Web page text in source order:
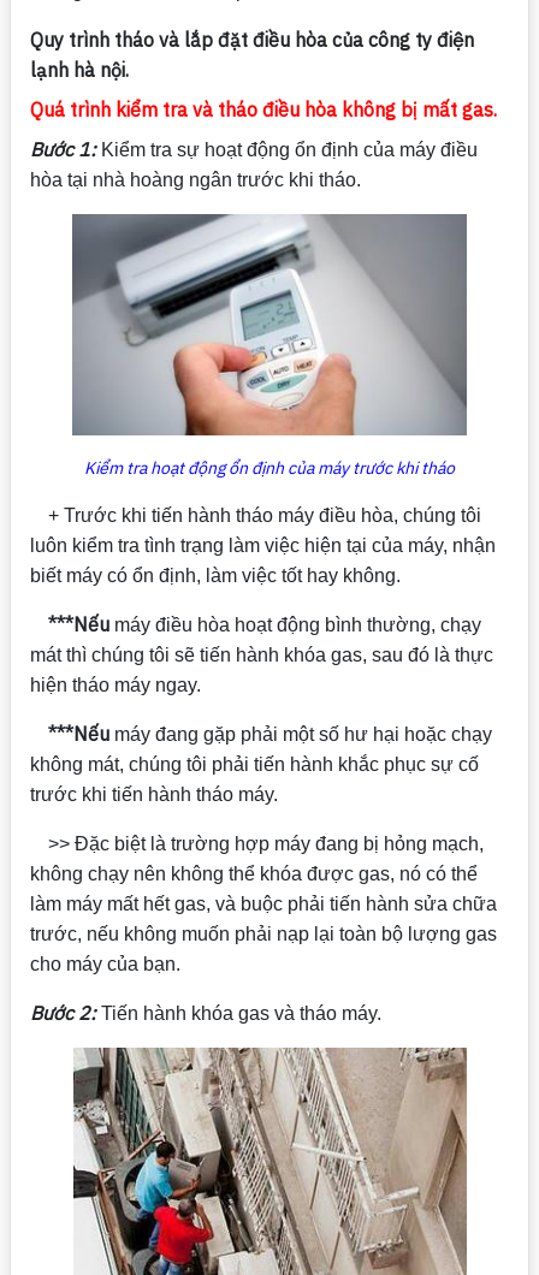
Quy trình tháo và lắp đặt điều hòa của công ty điện
lạnh hà nội.
Quá trình kiểm tra và tháo điều hòa không bị mất gas.
Bước 1:Kiểm tra sự hoạt động ổn định của máy điều
hòa tại nhà hoàng ngân trước khi tháo.
Kiểm tra hoạt động ổn định của máy trước khi tháo
+ Trước khi tiến hành tháo máy điều hòa, chúng tôi
luôn kiểm tra tình trạng làm việc hiện tại của máy, nhận
biết máy có ổn định, làm việc tốt hay không.
***Nếu máy điều hòa hoạt động bình thường, chạy
mát thì chúng tôi sẽ tiến hành khóa gas, sau đó là thực
hiện tháo máy ngay.
***Nếu máy đang gặp phải một số hư hại hoặc chạy
không mát, chúng tôi phải tiến hành khắc phục sự cố
trước khi tiến hành tháo máy.
>> Đặc biệt là trường hợp máy đang bị hỏng mạch,
không chạy nên không thể khóa được gas, nó có thể
làm máy mất hết gas, và buộc phải tiến hành sửa chữa
trước, nếu không muốn phải nạp lại toàn bộ lượng gas
cho máy của bạn.
Bước 2:Tiến hành khóa gas và tháo máy.